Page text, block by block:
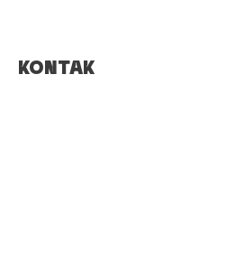
KONTAK